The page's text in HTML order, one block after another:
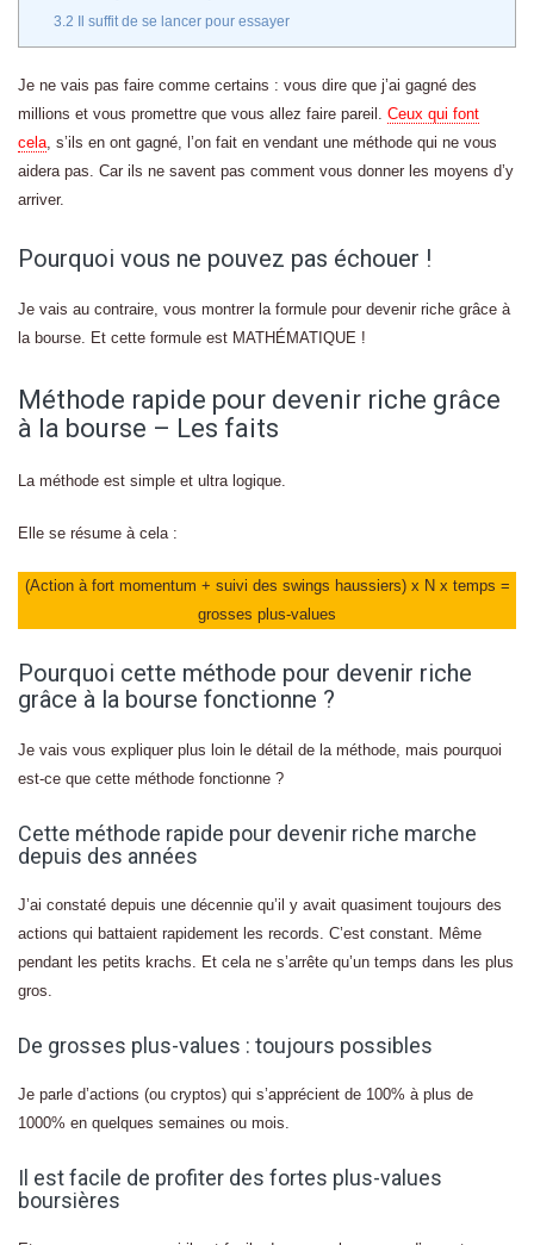
3.2 Il suffit de se lancer pour essayer
Je ne vais pas faire comme certains : vous dire que j’ai gagné des
millions et vous promettre que vous allez faire pareil. Ceux qui font
cela, s’ils en ont gagné, l’on fait en vendant une méthode qui ne vous
aidera pas. Car ils ne savent pas comment vous donner les moyens d’y
arriver.
Pourquoi vous ne pouvez pas échouer !
Je vais au contraire, vous montrer la formule pour devenir riche grâce à
la bourse. Et cette formule est MATHÉMATIQUE !
Méthode rapide pour devenir riche grâce
à la bourse – Les faits
La méthode est simple et ultra logique.
Elle se résume à cela :
(Action à fort momentum + suivi des swings haussiers) x N x temps =
grosses plus-values
Pourquoi cette méthode pour devenir riche
grâce à la bourse fonctionne ?
Je vais vous expliquer plus loin le détail de la méthode, mais pourquoi
est-ce que cette méthode fonctionne ?
Cette méthode rapide pour devenir riche marche
depuis des années
J’ai constaté depuis une décennie qu’il y avait quasiment toujours des
actions qui battaient rapidement les records. C’est constant. Même
pendant les petits krachs. Et cela ne s’arrête qu’un temps dans les plus
gros.
De grosses plus-values : toujours possibles
Je parle d’actions (ou cryptos) qui s’apprécient de 100% à plus de
1000% en quelques semaines ou mois.
Il est facile de profiter des fortes plus-values
boursières